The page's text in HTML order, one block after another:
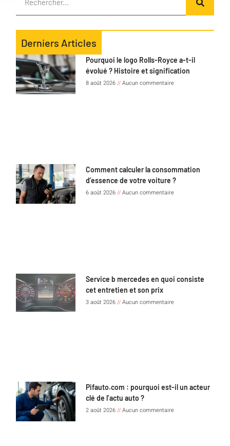
Derniers Articles
Pourquoi le logo Rolls-Royce a-t-il
évolué ? Histoire et signification
8 août 2026 Aucun commentaire
Comment calculer la consommation
d’essence de votre voiture ?
6 août 2026 Aucun commentaire
Service b mercedes en quoi consiste
cet entretien et son prix
3 août 2026 Aucun commentaire
Pifauto.com : pourquoi est-il un acteur
clé de l’actu auto ?
2 août 2026 Aucun commentaire